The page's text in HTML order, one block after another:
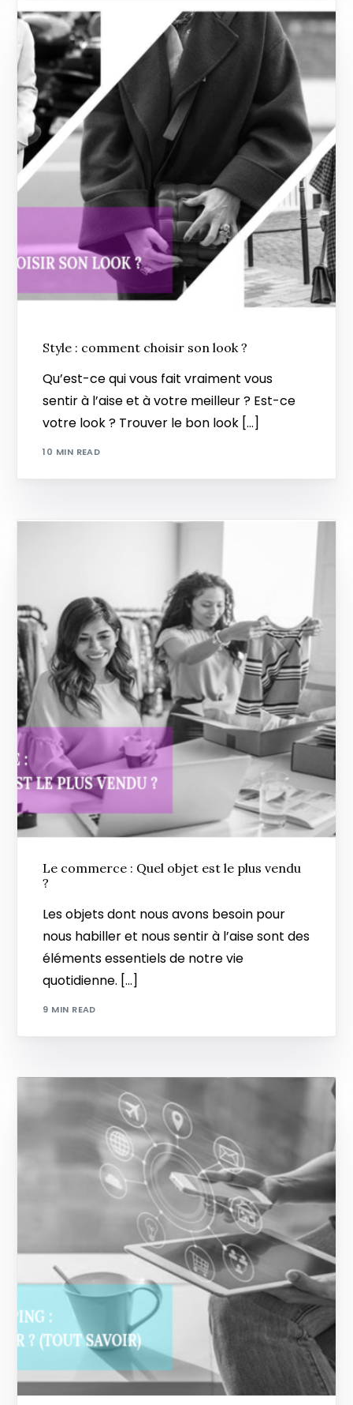
Style : comment choisir son look ?
Qu’est-ce qui vous fait vraiment vous
sentir à l’aise et à votre meilleur ? Est-ce
votre look ? Trouver le bon look […]
10 MIN READ
Le commerce : Quel objet est le plus vendu
?
Les objets dont nous avons besoin pour
nous habiller et nous sentir à l’aise sont des
éléments essentiels de notre vie
quotidienne. […]
9 MIN READ